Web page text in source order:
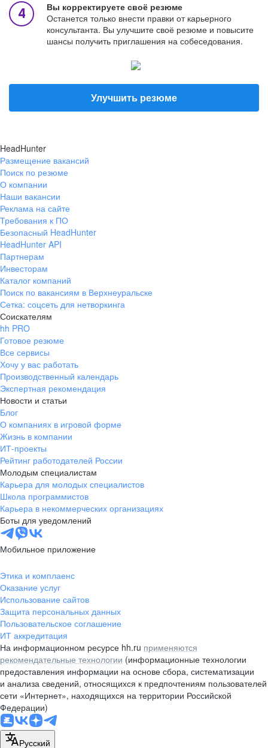
Вы корректируете своё резюме
Останется только внести правки от карьерного
консультанта. Вы улучшите своё резюме и повысите
шансы получить приглашения на собеседования.
Улучшить резюме
HeadHunter
Размещение вакансий
Поиск по резюме
О компании
Наши вакансии
Реклама на сайте
Требования к ПО
Безопасный HeadHunter
HeadHunter API
Партнерам
Инвесторам
Каталог компаний
Поиск по вакансиям в Верхнеуральске
Сетка: соцсеть для нетворкинга
Соискателям
hh PRO
Готовое резюме
Все сервисы
Хочу у вас работать
Производственный календарь
Экспертная рекомендация
Новости и статьи
Блог
О компаниях в игровой форме
Жизнь в компании
ИТ-проекты
Рейтинг работодателей России
Молодым специалистам
Карьера для молодых специалистов
Школа программистов
Карьера в некоммерческих организациях
Боты для уведомлений
Мобильное приложение
Этика и комплаенс
Оказание услуг
Использование сайтов
Защита персональных данных
Пользовательское соглашение
ИТ аккредитация
На информационном ресурсе hh.ru применяются
рекомендательные технологии (информационные технологии
предоставления информации на основе сбора, систематизации
и анализа сведений, относящихся к предпочтениям пользователей
сети «Интернет», находящихся на территории Российской
Федерации)
Русский